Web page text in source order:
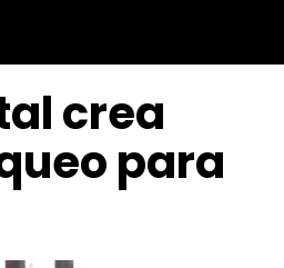
crea
para